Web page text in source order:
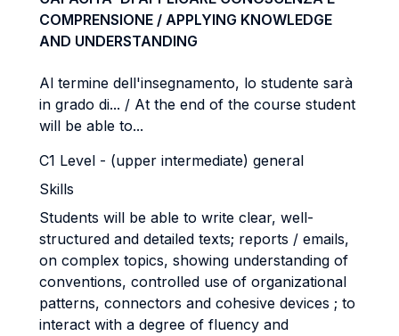
COMPRENSIONE / APPLYING KNOWLEDGE
AND UNDERSTANDING
Al termine dell'insegnamento, lo studente sarà
in grado di... / At the end of the course student
will be able to...
C1 Level - (upper intermediate) general
Skills
Students will be able to write clear, well-
structured and detailed texts; reports / emails,
on complex topics, showing understanding of
conventions, controlled use of organizational
patterns, connectors and cohesive devices ; to
interact with a degree of fluency and